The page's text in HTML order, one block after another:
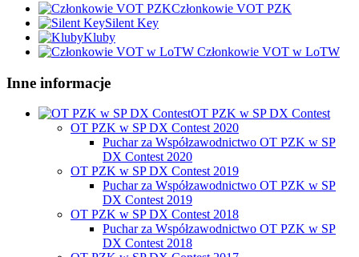
Członkowie VOT PZK
Silent Key
Kluby
Członkowie VOT w LoTW
Inne informacje
OT PZK w SP DX Contest
OT PZK w SP DX Contest 2020
Puchar za Współzawodnictwo OT PZK w SP
DX Contest 2020
OT PZK w SP DX Contest 2019
Puchar za Współzawodnictwo OT PZK w SP
DX Contest 2019
OT PZK w SP DX Contest 2018
Puchar za Współzawodnictwo OT PZK w SP
DX Contest 2018